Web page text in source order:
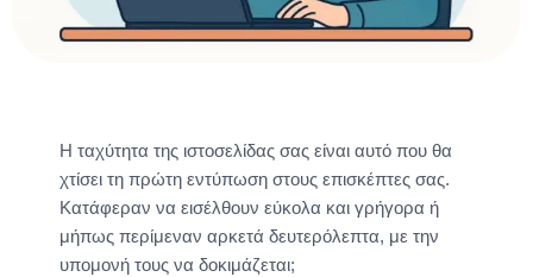
Η ταχύτητα της ιστοσελίδας σας είναι αυτό που θα
χτίσει τη πρώτη εντύπωση στους επισκέπτες σας.
Κατάφεραν να εισέλθουν εύκολα και γρήγορα ή
μήπως περίμεναν αρκετά δευτερόλεπτα, με την
υπομονή τους να δοκιμάζεται;